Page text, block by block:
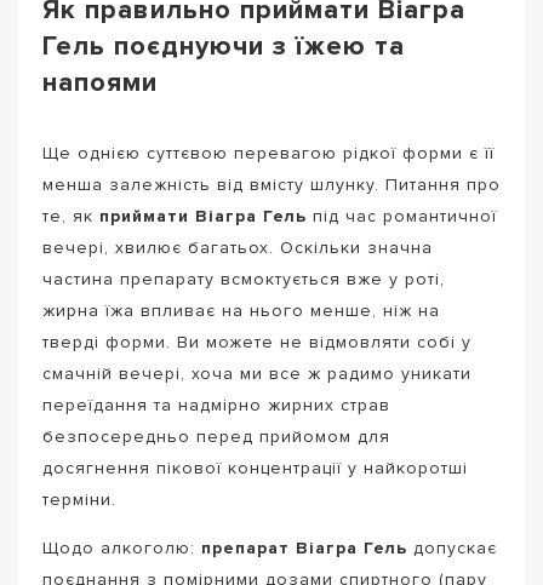
Як правильно приймати Віагра
Гель поєднуючи з їжею та
напоями
Ще однією суттєвою перевагою рідкої форми є її
менша залежність від вмісту шлунку. Питання про
те, як приймати Віагра Гель під час романтичної
вечері, хвилює багатьох. Оскільки значна
частина препарату всмоктується вже у роті,
жирна їжа впливає на нього менше, ніж на
тверді форми. Ви можете не відмовляти собі у
смачній вечері, хоча ми все ж радимо уникати
переїдання та надмірно жирних страв
безпосередньо перед прийомом для
досягнення пікової концентрації у найкоротші
терміни.
Щодо алкоголю: препарат Віагра Гель допускає
поєднання з помірними дозами спиртного (пару